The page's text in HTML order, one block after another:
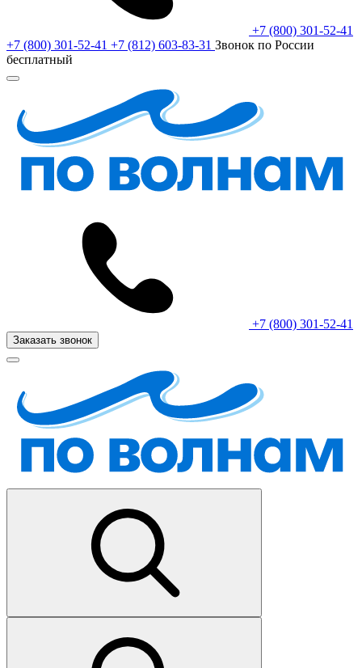
+7 (800) 301-52-41
+7 (800) 301-52-41 +7 (812) 603-83-31 Звонок по России
бесплатный
+7 (800) 301-52-41
Заказать звонок